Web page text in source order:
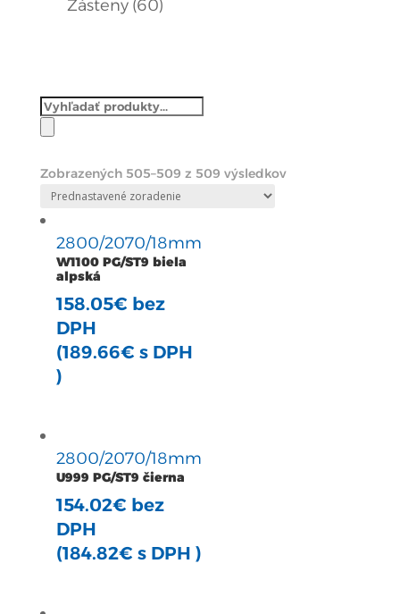
Zásteny 6060
Products
search
Zobrazených 505–509 z 509 výsledkov
2800/2070/18mm
W1100 PG/ST9 biela
alpská
158.05€ bez
DPH
(189.66€ s DPH
)
2800/2070/18mm
U999 PG/ST9 čierna
154.02€ bez
DPH
(184.82€ s DPH )